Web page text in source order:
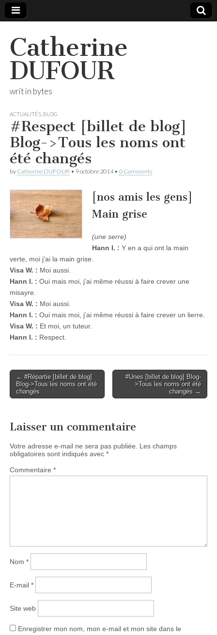
Catherine
DUFOUR
writ in bytes
ACTUALITÉS BLOG
#Respect [billet de blog]
Blog->Tous les noms ont
été changés
by Catherine DUFOUR • 9 octobre 2014• 0 Comments
[nos amis les gens]
Main grise
(une serre)
Hann I. : Y en a qui ont la main
verte, moi j’ai la main grise.
Visa W. : Moi aussi.
Hann I. : Oui mais moi, j’ai même réussi à faire crever une
misayre.
Visa W. : Moi aussi.
Hann I. : Oui mais moi, j’ai même réussi à faire crever un lierre.
Visa W. : Et moi, un tuteur.
Hann I. : Respect.
Post
navigation
← #Répartie [billet de blog]
Blog->Tous les noms ont été
changés
#Unes [billet de blog] Blog-
>Tous les noms ont été
changés →
Laisser un commentaire
Votre adresse e-mail ne sera pas publiée.
Les champs
obligatoires sont indiqués avec *
Commentaire *
Nom *
E-mail *
Site web
Enregistrer mon nom, mon e-mail et mon site dans le